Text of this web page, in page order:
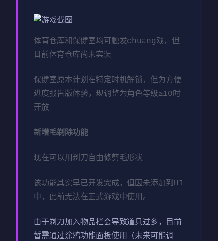
体育仓库和保健室均可触发chuang戏，但
目前体育仓库尚未实装
保健室原本计划在特定时机解锁，但为方便
进度报告版体验，现调整为角色等级≥10时
开放
新增毛剃除功能
现在可以用剃刀自由修剪毛形状
该功能其实早已开发完成，但因未添加到UI
中，此前无法在正式游戏中使用。
由于剃刀加入物品栏会导致道具过多，目前
暂需通过涂鸦功能面板使用（未来可能调